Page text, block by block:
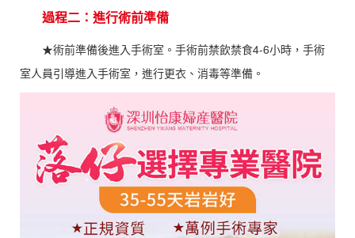
過程二：進行術前準備
★術前準備後進入手術室。手術前禁飲禁食4-6小時，手術
室人員引導進入手術室，進行更衣、消毒等準備。